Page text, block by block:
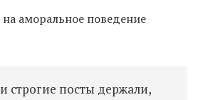
аморальное поведение
строгие посты держали,